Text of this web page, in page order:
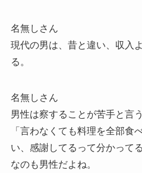
名無しさん
現代の男は、昔と違い、収入
る。
名無しさん
男性は察することが苦手と言
「言わなくても料理を全部食
い、感謝してるって分かって
なのも男性だよね。